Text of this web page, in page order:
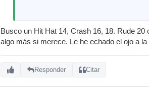
Busco un Hit Hat 14, Crash 16, 18. Rude
algo más si merece. Le he echado el ojo a
Responder Citar